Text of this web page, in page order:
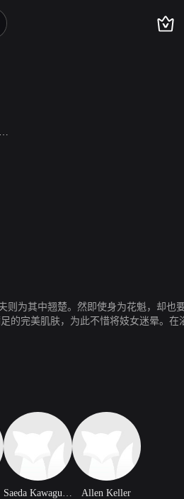
为其中翘楚。然即使身为花魁，却也
的完美肌肤，为此不惜将妓女迷晕。在
Saeda Kawaguchi Allen Keller